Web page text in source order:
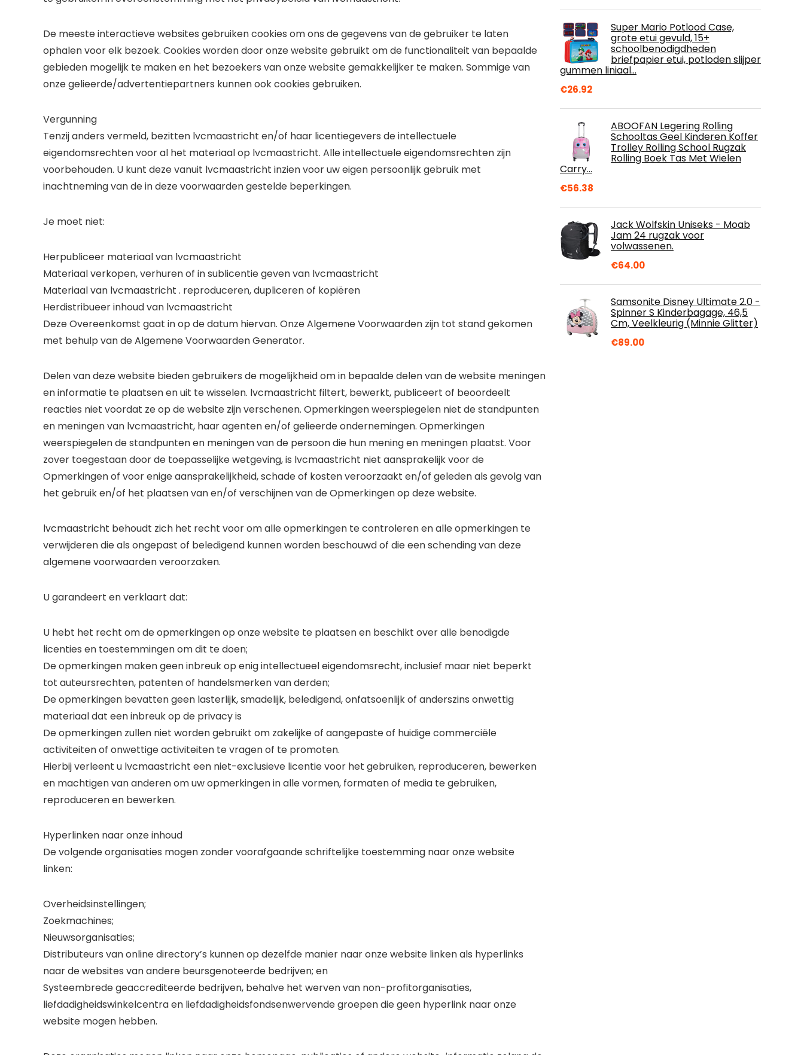
De meeste interactieve websites gebruiken cookies om ons de gegevens van de gebruiker te laten
ophalen voor elk bezoek. Cookies worden door onze website gebruikt om de functionaliteit van bepaalde
gebieden mogelijk te maken en het bezoekers van onze website gemakkelijker te maken. Sommige van
onze gelieerde/advertentiepartners kunnen ook cookies gebruiken.
Vergunning
Tenzij anders vermeld, bezitten lvcmaastricht en/of haar licentiegevers de intellectuele
eigendomsrechten voor al het materiaal op lvcmaastricht. Alle intellectuele eigendomsrechten zijn
voorbehouden. U kunt deze vanuit lvcmaastricht inzien voor uw eigen persoonlijk gebruik met
inachtneming van de in deze voorwaarden gestelde beperkingen.
Je moet niet:
Herpubliceer materiaal van lvcmaastricht
Materiaal verkopen, verhuren of in sublicentie geven van lvcmaastricht
Materiaal van lvcmaastricht . reproduceren, dupliceren of kopiëren
Herdistribueer inhoud van lvcmaastricht
Deze Overeenkomst gaat in op de datum hiervan. Onze Algemene Voorwaarden zijn tot stand gekomen
met behulp van de Algemene Voorwaarden Generator.
Delen van deze website bieden gebruikers de mogelijkheid om in bepaalde delen van de website meningen
en informatie te plaatsen en uit te wisselen. lvcmaastricht filtert, bewerkt, publiceert of beoordeelt
reacties niet voordat ze op de website zijn verschenen. Opmerkingen weerspiegelen niet de standpunten
en meningen van lvcmaastricht, haar agenten en/of gelieerde ondernemingen. Opmerkingen
weerspiegelen de standpunten en meningen van de persoon die hun mening en meningen plaatst. Voor
zover toegestaan ​​door de toepasselijke wetgeving, is lvcmaastricht niet aansprakelijk voor de
Opmerkingen of voor enige aansprakelijkheid, schade of kosten veroorzaakt en/of geleden als gevolg van
het gebruik en/of het plaatsen van en/of verschijnen van de Opmerkingen op deze website.
lvcmaastricht behoudt zich het recht voor om alle opmerkingen te controleren en alle opmerkingen te
verwijderen die als ongepast of beledigend kunnen worden beschouwd of die een schending van deze
algemene voorwaarden veroorzaken.
U garandeert en verklaart dat:
U hebt het recht om de opmerkingen op onze website te plaatsen en beschikt over alle benodigde
licenties en toestemmingen om dit te doen;
De opmerkingen maken geen inbreuk op enig intellectueel eigendomsrecht, inclusief maar niet beperkt
tot auteursrechten, patenten of handelsmerken van derden;
De opmerkingen bevatten geen lasterlijk, smadelijk, beledigend, onfatsoenlijk of anderszins onwettig
materiaal dat een inbreuk op de privacy is
De opmerkingen zullen niet worden gebruikt om zakelijke of aangepaste of huidige commerciële
activiteiten of onwettige activiteiten te vragen of te promoten.
Hierbij verleent u lvcmaastricht een niet-exclusieve licentie voor het gebruiken, reproduceren, bewerken
en machtigen van anderen om uw opmerkingen in alle vormen, formaten of media te gebruiken,
reproduceren en bewerken.
Hyperlinken naar onze inhoud
De volgende organisaties mogen zonder voorafgaande schriftelijke toestemming naar onze website
linken:
Overheidsinstellingen;
Zoekmachines;
Nieuwsorganisaties;
Distributeurs van online directory’s kunnen op dezelfde manier naar onze website linken als hyperlinks
naar de websites van andere beursgenoteerde bedrijven; en
Systeembrede geaccrediteerde bedrijven, behalve het werven van non-profitorganisaties,
liefdadigheidswinkelcentra en liefdadigheidsfondsenwervende groepen die geen hyperlink naar onze
website mogen hebben.
Super Mario Potlood Case,
grote etui gevuld, 15+
schoolbenodigdheden
briefpapier etui, potloden slijper
gummen liniaal…
€26.92
ABOOFAN Legering Rolling
Schooltas Geel Kinderen Koffer
Trolley Rolling School Rugzak
Rolling Boek Tas Met Wielen
Carry…
€56.38
Jack Wolfskin Uniseks - Moab
Jam 24 rugzak voor
volwassenen.
€64.00
Samsonite Disney Ultimate 2.0 -
Spinner S Kinderbagage, 46,5
Cm, Veelkleurig (Minnie Glitter)
€89.00